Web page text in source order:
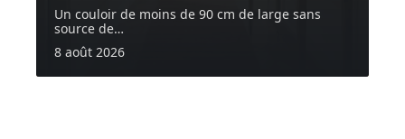
Un couloir de moins de 90 cm de large sans
source de…
8 août 2026